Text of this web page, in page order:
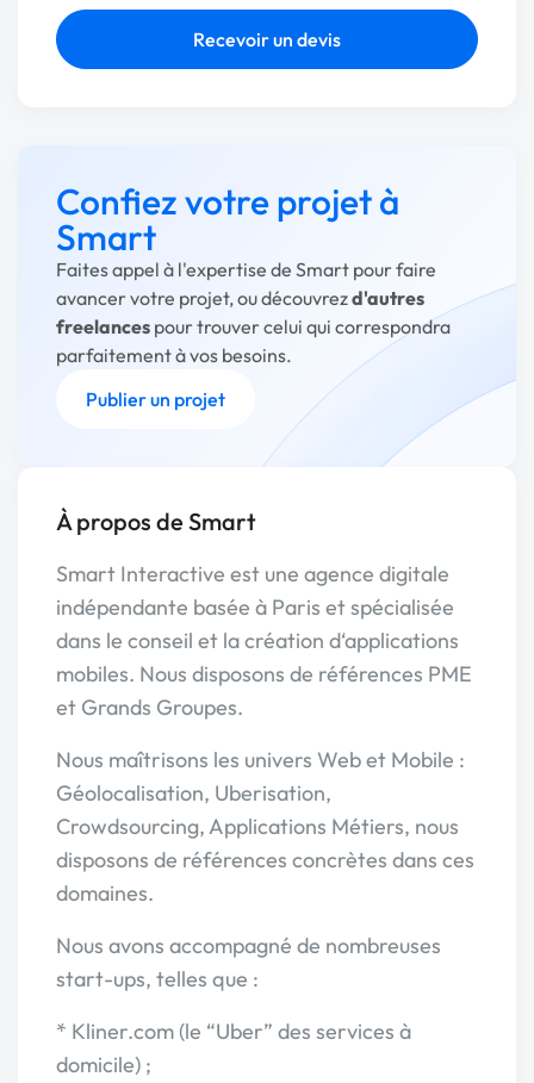
Recevoir un devis
Confiez votre projet à
Smart
Faites appel à l'expertise de Smart pour faire
avancer votre projet, ou découvrezd'autres
freelances pour trouver celui qui correspondra
parfaitement à vos besoins.
Publier un projet
À propos de Smart
Smart Interactive est une agence digitale
indépendante basée à Paris et spécialisée
dans le conseil et la création d‘applications
mobiles. Nous disposons de références PME
et Grands Groupes.
Nous maîtrisons les univers Web et Mobile :
Géolocalisation, Uberisation,
Crowdsourcing, Applications Métiers, nous
disposons de références concrètes dans ces
domaines.
Nous avons accompagné de nombreuses
start-ups, telles que :
* Kliner.com (le “Uber” des services à
domicile) ;